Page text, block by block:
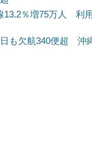
13.2％増75万人 利
も欠航340便超 沖